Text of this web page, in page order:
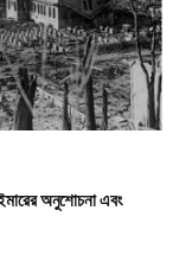
অনুশোচনা এবং